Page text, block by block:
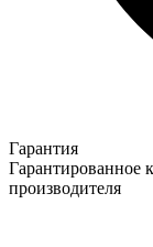
Гарантия
Гарантированное
производителя